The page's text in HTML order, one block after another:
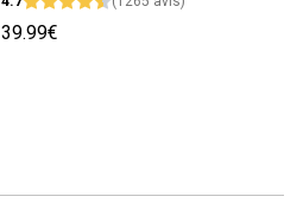
39.99€